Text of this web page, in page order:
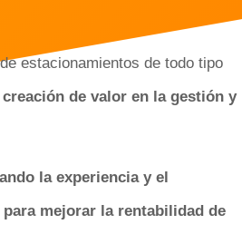
estacionamientos de todo tipo
de valor en la gestión y
la experiencia y el
mejorar la rentabilidad de